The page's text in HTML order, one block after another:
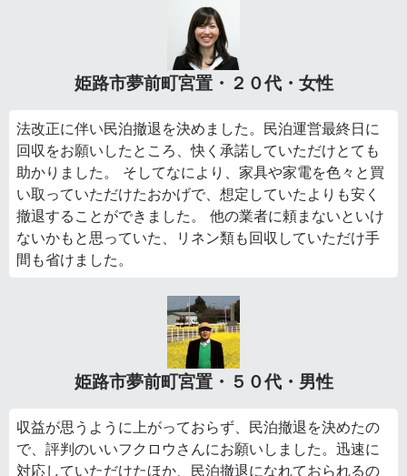
姫路市夢前町宮置・２０代・女性
法改正に伴い民泊撤退を決めました。民泊運営最終日に
回収をお願いしたところ、快く承諾していただけとても
助かりました。 そしてなにより、家具や家電を色々と買
い取っていただけたおかげで、想定していたよりも安く
撤退することができました。 他の業者に頼まないといけ
ないかもと思っていた、リネン類も回収していただけ手
間も省けました。
姫路市夢前町宮置・５０代・男性
収益が思うように上がっておらず、民泊撤退を決めたの
で、評判のいいフクロウさんにお願いしました。迅速に
対応していただけたほか、民泊撤退になれておられるの